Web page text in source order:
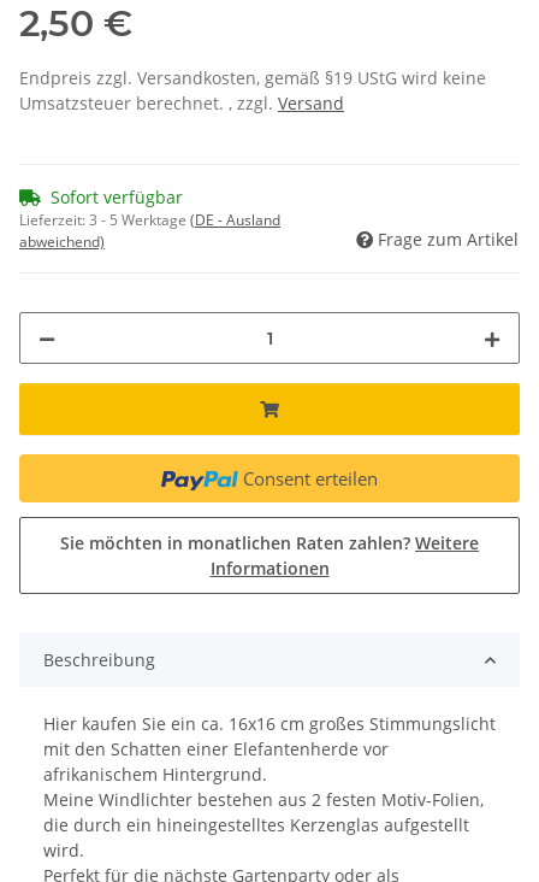
2,50 €
Endpreis zzgl. Versandkosten, gemäß §19 UStG wird keine
Umsatzsteuer berechnet. , zzgl. Versand
Sofort verfügbar
Lieferzeit:3 - 5 Werktage (DE - Ausland
abweichend)
Frage zum Artikel
Consent erteilen
Sie möchten in monatlichen Raten zahlen? Weitere
Informationen
Beschreibung
Hier kaufen Sie ein ca. 16x16 cm großes Stimmungslicht
mit den Schatten einer Elefantenherde vor
afrikanischem Hintergrund.
Meine Windlichter bestehen aus 2 festen Motiv-Folien,
die durch ein hineingestelltes Kerzenglas aufgestellt
wird.
Perfekt für die nächste Gartenparty oder als